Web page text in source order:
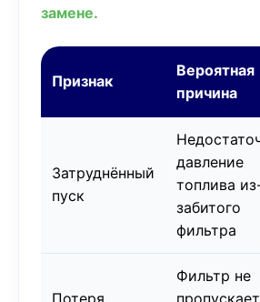
замене.
Признак
Вероятная
причина
Затруднённый
пуск
давление
топлива
забитого
фильтра
Потеря
Фильтр не
пропускает